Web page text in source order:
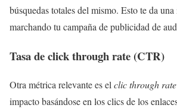
búsquedas totales del mismo. Esto te da una
marchando tu campaña de publicidad de
Tasa de click through rate (CTR)
Otra métrica relevante es elclic through
impacto basándose en los clics de los